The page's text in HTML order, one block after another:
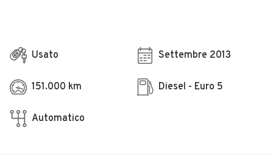
Usato Settembre 2013
151.000 km Diesel - Euro 5
Automatico